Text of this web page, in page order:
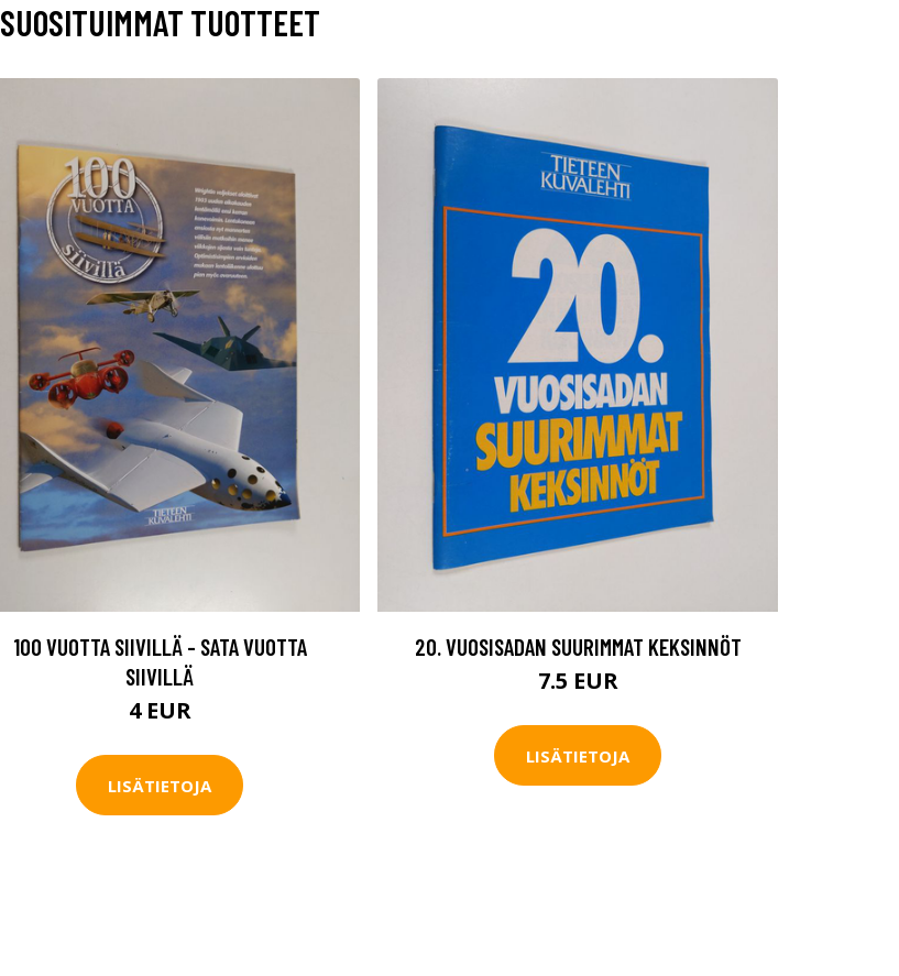
SUOSITUIMMAT TUOTTEET
100 VUOTTA SIIVILLÄ - SATA VUOTTA
SIIVILLÄ
4 EUR
LISÄTIETOJA
20. VUOSISADAN SUURIMMAT KEKSINNÖT
7.5 EUR
LISÄTIETOJA